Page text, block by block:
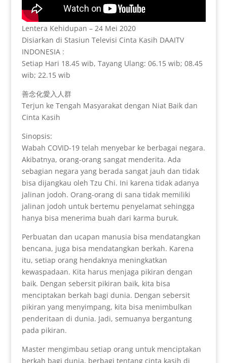
Lentera Kehidupan – 24 Mei 2020
Disiarkan di Stasiun Televisi Cinta Kasih DAAITV
INDONESIA :
Setiap Hari 18.45 wib, Tayang Ulang: 06.15 wib; 08.45
wib; 22.15 wib
善念化愛入人群
Terjun ke Tengah Masyarakat dengan Niat Baik dan
Cinta Kasih
Sinopsis:
Wabah COVID-19 telah menyebar ke berbagai negara.
Akibatnya, orang-orang sangat menderita. Ada
sebagian negara yang berada sangat jauh dan tidak
bisa dijangkau oleh Tzu Chi. Ini karena tidak adanya
jalinan jodoh. Orang-orang di sana tidak memiliki
jalinan jodoh untuk bertemu penyelamat sehingga
hanya bisa menerima buah dari karma buruk.
Perbuatan dan ucapan manusia bisa mendatangkan
bencana, juga bisa mendatangkan berkah. Karena
itu, setiap orang hendaknya meningkatkan
kewaspadaan. Kita harus menjaga pikiran dengan
baik. Dengan sebersit pikiran baik, kita bisa
menciptakan berkah bagi dunia. Dengan sebersit
pikiran yang menyimpang, kita bisa menimbulkan
penderitaan di dunia. Jadi, semuanya bergantung
pada pikiran.
Master mengimbau setiap orang untuk menciptakan
berkah bagi dunia, berbagi tentang cinta kasih di